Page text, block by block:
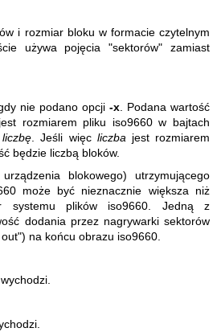
i rozmiar bloku w formacie czytelnym
używa pojęcia "sektorów" zamiast
nie podano opcji -x . Podana wartość
rozmiarem pliku iso9660 w bajtach
liczbę . Jeśli więc liczba jest rozmiarem
będzie liczbą bloków.
blokowego) utrzymującego
może być nieznacznie większa niż
systemu plików iso9660. Jedną z
dodania przez nagrywarki sektorów
na końcu obrazu iso9660.